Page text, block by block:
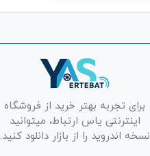
برای تجربه بهتر خرید از فروشگاه
اینترنتی یاس ارتباط، میتوانید
نسخه اندروید را از بازار دانلود کنید.